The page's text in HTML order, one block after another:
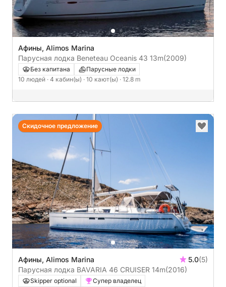
Афины, Alimos Marina
Парусная лодка Beneteau Oceanis 43 13m(2009)
Без капитана
Парусные лодки
10 людей · 4 кабин(ы) · 10 кают(ы) · 12.8 m
Афины, Alimos Marina 5.0(5)
Парусная лодка BAVARIA 46 CRUISER 14m(2016)
Skipper optional
Супер владелец
Скидочное предложение